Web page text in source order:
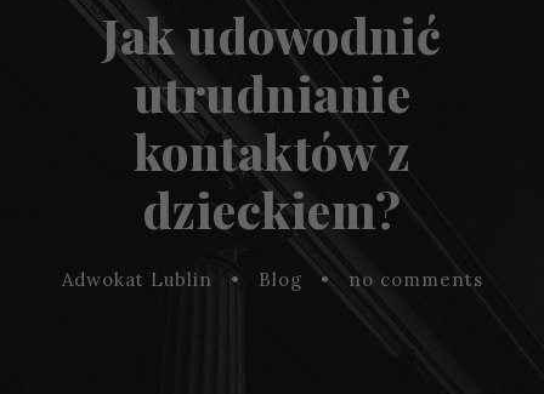
Jak udowodnić
utrudnianie
kontaktów z
dzieckiem?
Adwokat Lublin • Blog • no comments